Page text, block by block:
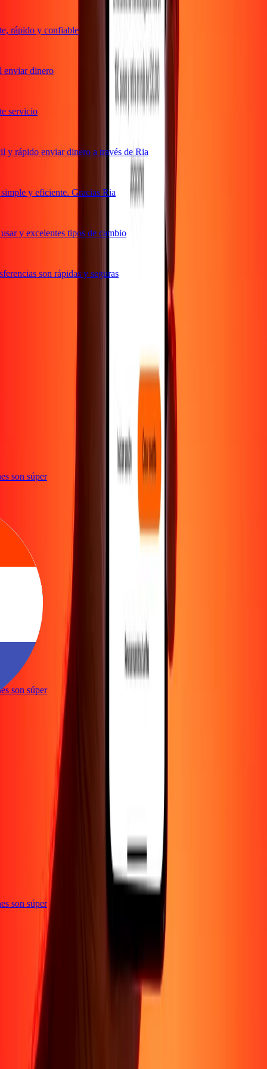
rápido y confiable
dinero
rápido enviar dinero a través de Ria
y eficiente. Gracias Ria
y excelentes tipos de cambio
son rápidas y seguras
son súper
son súper
son súper
Acerca de
Conviértete en agenteConviértete en socio
Conviértete en socio estratégico
Carreras Promociones
Transferencia internacional de dinero
Soporte